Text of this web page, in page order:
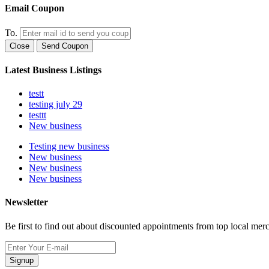
Email Coupon
To.
Close Send Coupon
Latest Business Listings
testt
testing july 29
testtt
New business
Testing new business
New business
New business
New business
Newsletter
Be first to find out about discounted appointments from top local
Signup